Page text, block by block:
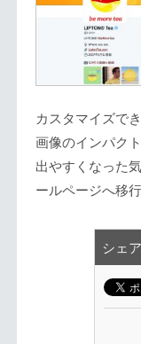
カスタマイズで
画像のインパク
出やすくなった
ールページへ移
シェ